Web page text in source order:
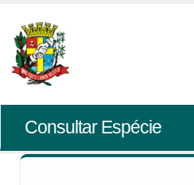
Consultar Espécie